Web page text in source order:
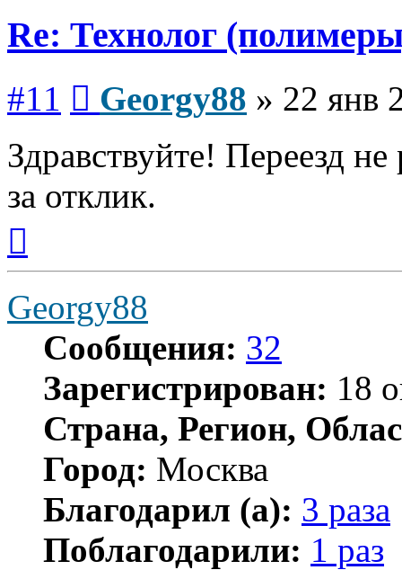
Re: Технолог
#11 Georgy88 » 22 янв
Здравствуйте! Переезд
за отклик.
началу
Georgy88
Сообщения: 32
Зарегистрирован: 18
Страна, Регион,
Город: Москва
Благодарил (а): 3 раза
Поблагодарили: 1 раз